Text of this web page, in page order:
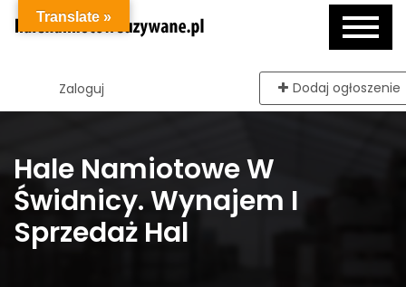
Zaloguj Dodaj ogłoszenie
Hale Namiotowe W
Świdnicy. Wynajem I
Sprzedaż Hal
Translate »